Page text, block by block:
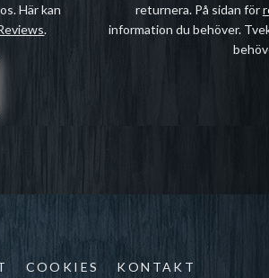
Här kan
.
returnera. På sidan för
information du behöver.
COOKIES KONTAKT